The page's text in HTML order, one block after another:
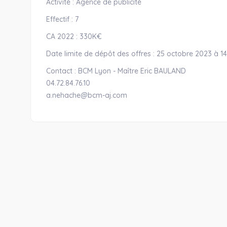
Activité : Agence de publicité
Effectif : 7
CA 2022 : 330K€
Date limite de dépôt des offres : 25 octobre 2023 à
Contact : BCM Lyon - Maître Eric BAULAND
04.72.84.76.10
a.nehache@bcm-aj.com